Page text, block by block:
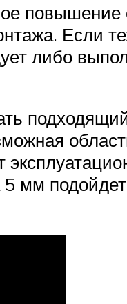
повышение
Если
либо
мм